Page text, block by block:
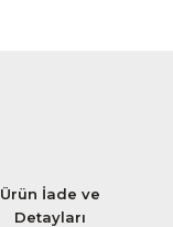
Ürün İade ve
Detayları